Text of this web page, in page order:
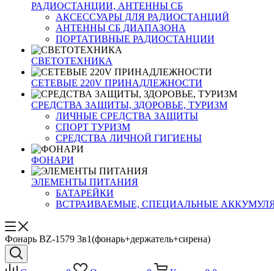
РАДИОСТАНЦИИ, АНТЕННЫ CБ
АКСЕССУАРЫ ДЛЯ РАДИОСТАНЦИЙ
АНТЕННЫ CБ ДИАПАЗОНА
ПОРТАТИВНЫЕ РАДИОСТАНЦИИ
СВЕТОТЕХНИКА
СЕТЕВЫЕ 220V ПРИНАДЛЕЖНОСТИ
СРЕДСТВА ЗАЩИТЫ, ЗДОРОВЬЕ, ТУРИЗМ
ЛИЧНЫЕ СРЕДСТВА ЗАЩИТЫ
СПОРТ ТУРИЗМ
СРЕДСТВА ЛИЧНОЙ ГИГИЕНЫ
ФОНАРИ
ЭЛЕМЕНТЫ ПИТАНИЯ
БАТАРЕЙКИ
ВСТРАИВАЕМЫЕ, СПЕЦИАЛЬНЫЕ
Фонарь BZ-1579 3в1(фонарь+держатель+сирена)